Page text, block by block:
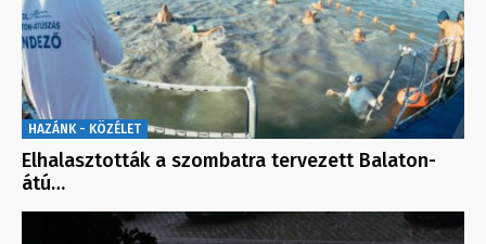
HAZÁNK - KÖZÉLET
Elhalasztották a szombatra tervezett Balaton-
átú…